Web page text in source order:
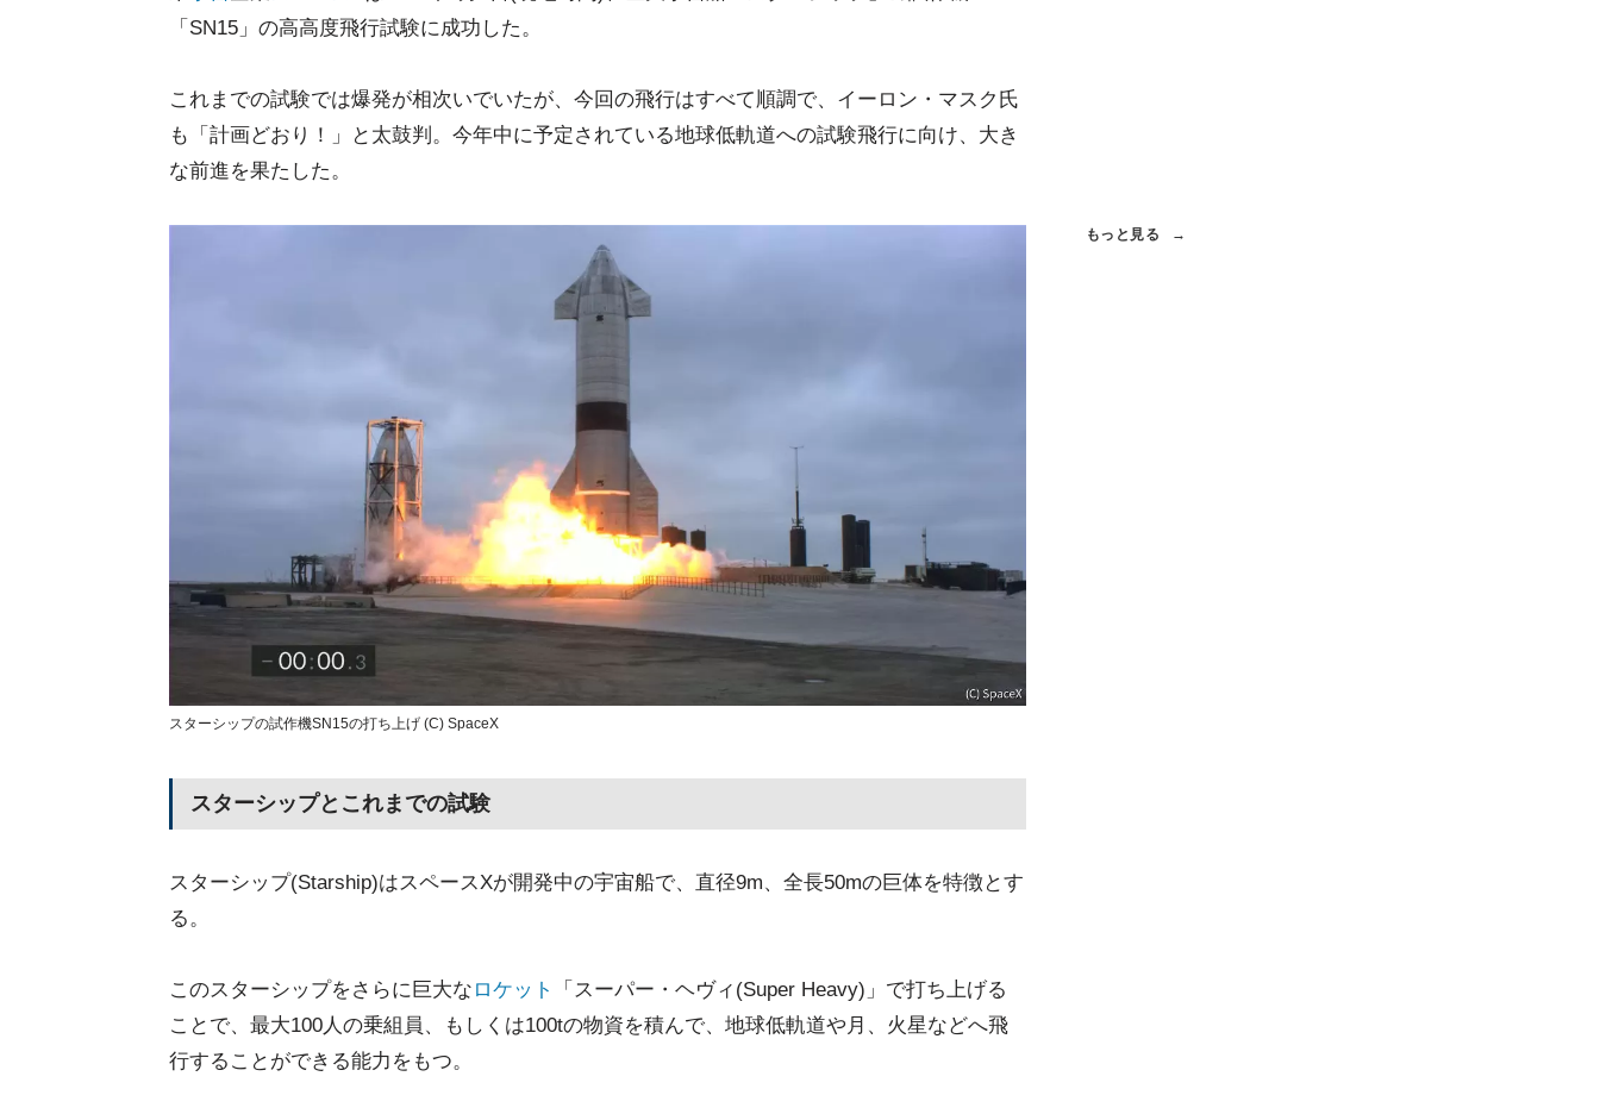
「SN15」の高高度飛行試験に成功した。
これまでの試験では爆発が相次いでいたが、今回の飛行はすべて順調で、イーロン・マスク氏
も「計画どおり！」と太鼓判。今年中に予定されている地球低軌道への試験飛行に向け、大き
な前進を果たした。
スターシップの試作機SN15の打ち上げ (C) SpaceX
スターシップとこれまでの試験
スターシップ(Starship)はスペースXが開発中の宇宙船で、直径9m、全長50mの巨体を特徴とす
る。
このスターシップをさらに巨大な ロケット
「スーパー・ヘヴィ(Super Heavy)」で打ち上げる
ことで、最大100人の乗組員、もしくは100tの物資を積んで、地球低軌道や月、火星などへ飛
行することができる能力をもつ。
もっと見る